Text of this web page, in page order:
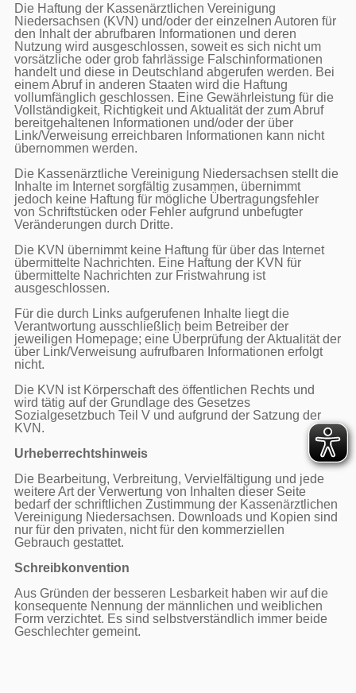
Die Haftung der Kassenärztlichen Vereinigung
Niedersachsen (KVN) und/oder der einzelnen Autoren für
den Inhalt der abrufbaren Informationen und deren
Nutzung wird ausgeschlossen, soweit es sich nicht um
vorsätzliche oder grob fahrlässige Falschinformationen
handelt und diese in Deutschland abgerufen werden. Bei
einem Abruf in anderen Staaten wird die Haftung
vollumfänglich geschlossen. Eine Gewährleistung für die
Vollständigkeit, Richtigkeit und Aktualität der zum Abruf
bereitgehaltenen Informationen und/oder der über
Link/Verweisung erreichbaren Informationen kann nicht
übernommen werden.
Die Kassenärztliche Vereinigung Niedersachsen stellt die
Inhalte im Internet sorgfältig zusammen, übernimmt
jedoch keine Haftung für mögliche Übertragungsfehler
von Schriftstücken oder Fehler aufgrund unbefugter
Veränderungen durch Dritte.
Die KVN übernimmt keine Haftung für über das Internet
übermittelte Nachrichten. Eine Haftung der KVN für
übermittelte Nachrichten zur Fristwahrung ist
ausgeschlossen.
Für die durch Links aufgerufenen Inhalte liegt die
Verantwortung ausschließlich beim Betreiber der
jeweiligen Homepage; eine Überprüfung der Aktualität der
über Link/Verweisung aufrufbaren Informationen erfolgt
nicht.
Die KVN ist Körperschaft des öffentlichen Rechts und
wird tätig auf der Grundlage des Gesetzes
Sozialgesetzbuch Teil V und aufgrund der Satzung der
KVN.
Urheberrechtshinweis
Die Bearbeitung, Verbreitung, Vervielfältigung und jede
weitere Art der Verwertung von Inhalten dieser Seite
bedarf der schriftlichen Zustimmung der Kassenärztlichen
Vereinigung Niedersachsen. Downloads und Kopien sind
nur für den privaten, nicht für den kommerziellen
Gebrauch gestattet.
Schreibkonvention
Aus Gründen der besseren Lesbarkeit haben wir auf die
konsequente Nennung der männlichen und weiblichen
Form verzichtet. Es sind selbstverständlich immer beide
Geschlechter gemeint.